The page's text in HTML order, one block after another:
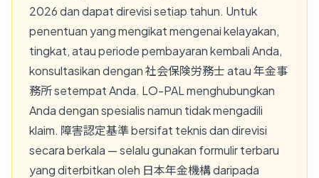
2026 dan dapat direvisi setiap tahun. Untuk
penentuan yang mengikat mengenai kelayakan,
tingkat, atau periode pembayaran kembali Anda,
konsultasikan dengan 社会保険労務士 atau 年金事
務所 setempat Anda. LO-PAL menghubungkan
Anda dengan spesialis namun tidak mengadili
klaim. 障害認定基準 bersifat teknis dan direvisi
secara berkala — selalu gunakan formulir terbaru
yang diterbitkan oleh 日本年金機構 daripada